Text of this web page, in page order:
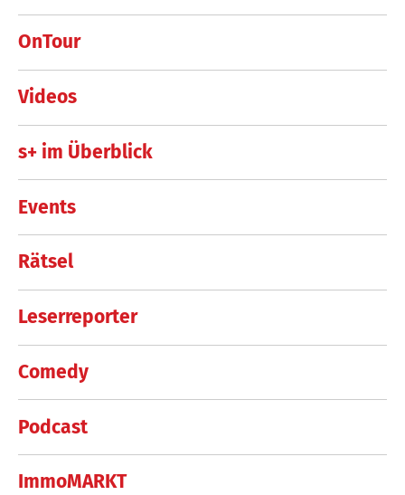
OnTour
Videos
s+ im Überblick
Events
Rätsel
Leserreporter
Comedy
Podcast
ImmoMARKT